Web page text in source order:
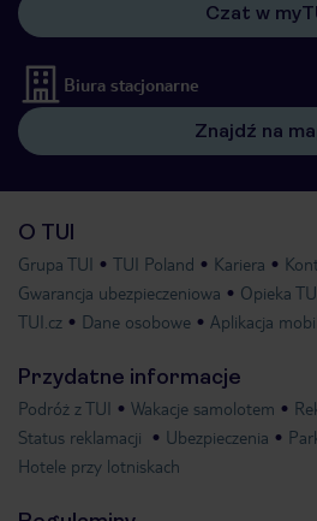
Czat w
Biura stacjonarne
Znajdź na
O TUI
Grupa TUI TUI Poland Kariera
Gwarancja ubezpieczeniowa
Opieka
TUI.cz
Dane osobowe Aplikacja
Przydatne informacje
Podróż z TUI Wakacje samolotem
Status reklamacji
Ubezpieczenia
Hotele przy lotniskach